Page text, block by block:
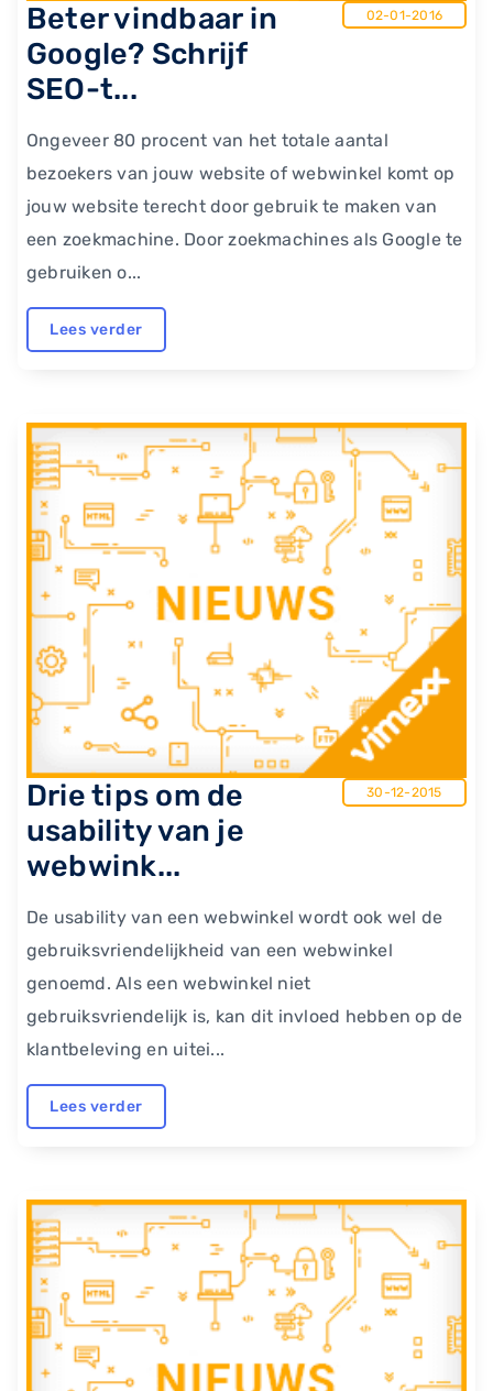
​Beter vindbaar in
Google? Schrijf
SEO-t...
02-01-2016
Ongeveer 80 procent van het totale aantal
bezoekers van jouw website of webwinkel komt op
jouw website terecht door gebruik te maken van
een zoekmachine. Door zoekmachines als Google te
gebruiken o...
Lees verder
Drie tips om de
usability van je
webwink...
30-12-2015
De usability van een webwinkel wordt ook wel de
gebruiksvriendelijkheid van een webwinkel
genoemd. Als een webwinkel niet
gebruiksvriendelijk is, kan dit invloed hebben op de
klantbeleving en uitei...
Lees verder